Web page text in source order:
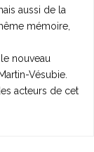
aussi de la
mémoire,
nouveau
Vésubie.
acteurs de cet